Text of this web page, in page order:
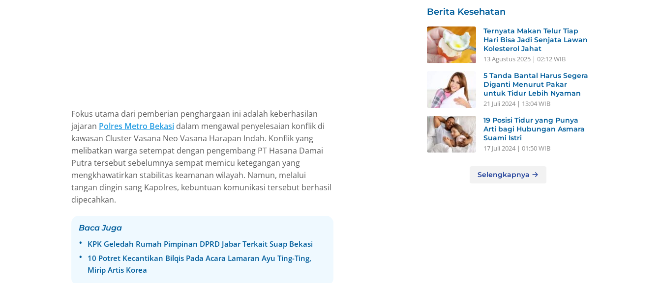
Fokus utama dari pemberian penghargaan ini adalah keberhasilan
jajaran Polres Metro Bekasi dalam mengawal penyelesaian konflik di
kawasan Cluster Vasana Neo Vasana Harapan Indah. Konflik yang
melibatkan warga setempat dengan pengembang PT Hasana Damai
Putra tersebut sebelumnya sempat memicu ketegangan yang
mengkhawatirkan stabilitas keamanan wilayah. Namun, melalui
tangan dingin sang Kapolres, kebuntuan komunikasi tersebut berhasil
dipecahkan.
Baca Juga
KPK Geledah Rumah Pimpinan DPRD Jabar Terkait Suap Bekasi
10 Potret Kecantikan Bilqis Pada Acara Lamaran Ayu Ting-Ting,
Mirip Artis Korea
Berita Kesehatan
Ternyata Makan Telur Tiap
Hari Bisa Jadi Senjata Lawan
Kolesterol Jahat
13 Agustus 2025 | 02:12 WIB
5 Tanda Bantal Harus Segera
Diganti Menurut Pakar
untuk Tidur Lebih Nyaman
21 Juli 2024 | 13:04 WIB
19 Posisi Tidur yang Punya
Arti bagi Hubungan Asmara
Suami Istri
17 Juli 2024 | 01:50 WIB
Selengkapnya